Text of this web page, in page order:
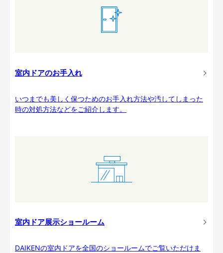
室内ドアのお手入れ
いつまでも美しく保つためのお手入れ方法や汚してしまった
時の対処方法などをご紹介します。
室内ドア展示ショールーム
DAIKENの室内ドアを全国のショールームでご覧いただけま